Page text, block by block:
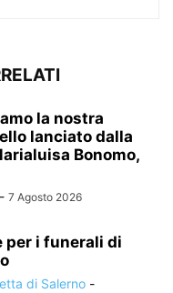
la nostra
lanciato dalla
Bonomo,
- 7 Agosto 2026
per i funerali di
di Salerno -